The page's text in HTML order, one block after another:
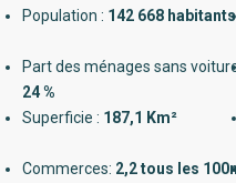
Population : 142 668 habitants
Part des ménages sans
24 %
Superficie : 187,1 Km²
Commerces: 2,2 tous les